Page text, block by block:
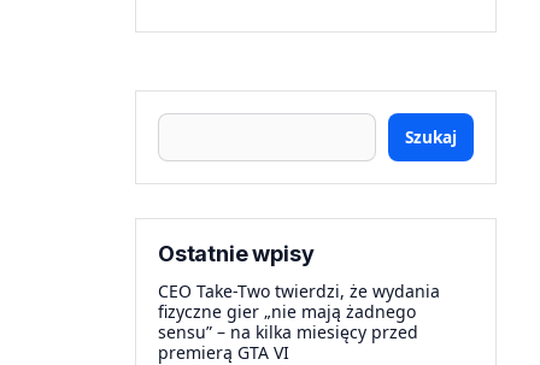
Szukaj
Ostatnie wpisy
CEO Take-Two twierdzi, że wydania
fizyczne gier „nie mają żadnego
sensu” – na kilka miesięcy przed
premierą GTA VI